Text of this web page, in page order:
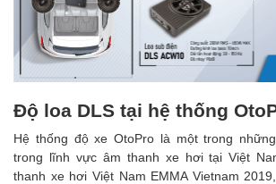
Độ loa DLS tại hệ thống
Hệ thống độ xe OtoPro là một trong
trong lĩnh vực âm thanh xe hơi tại Việt
thanh xe hơi Việt Nam EMMA Vietnam